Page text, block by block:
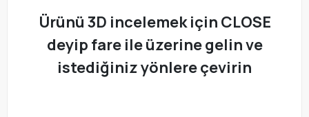
Ürünü 3D incelemek için CLOSE
deyip fare ile üzerine gelin ve
istediğiniz yönlere çevirin